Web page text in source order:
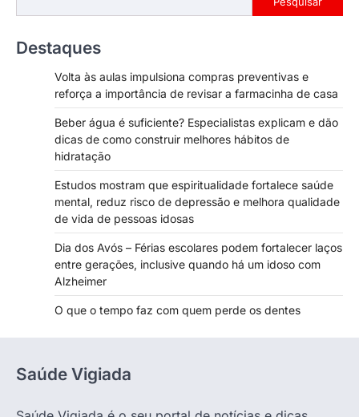
Destaques
Volta às aulas impulsiona compras preventivas e
reforça a importância de revisar a farmacinha de casa
Beber água é suficiente? Especialistas explicam e dão
dicas de como construir melhores hábitos de
hidratação
Estudos mostram que espiritualidade fortalece saúde
mental, reduz risco de depressão e melhora qualidade
de vida de pessoas idosas
Dia dos Avós – Férias escolares podem fortalecer laços
entre gerações, inclusive quando há um idoso com
Alzheimer
O que o tempo faz com quem perde os dentes
Saúde Vigiada